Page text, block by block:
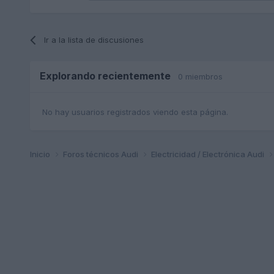
Ir a la lista de discusiones
Explorando recientemente 0 miembros
No hay usuarios registrados viendo esta página.
Inicio Foros técnicos Audi Electricidad / Electrónica Audi